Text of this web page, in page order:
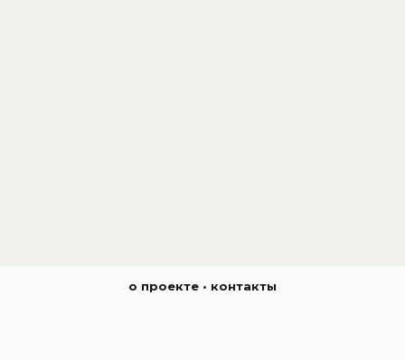
о проекте • контакты